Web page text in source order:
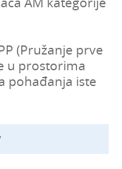
(Pružanje prve
u prostorima
pohađanja iste